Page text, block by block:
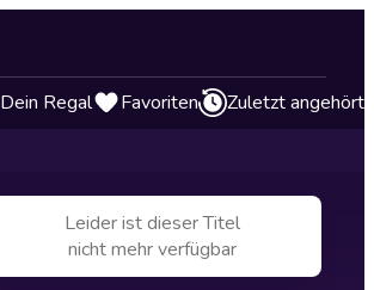
Dein Regal Favoriten Zuletzt angehört
Leider ist dieser Titel
nicht mehr verfügbar